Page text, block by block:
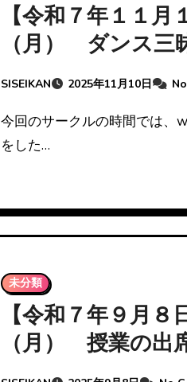
【令和７年１１月
（月） ダンス三
SISEIKAN 2025年11月10日
今回のサークルの時間では、wiiでwii sports
をした…
未分類
【令和７年９月８
（月） 授業の出
端ない】